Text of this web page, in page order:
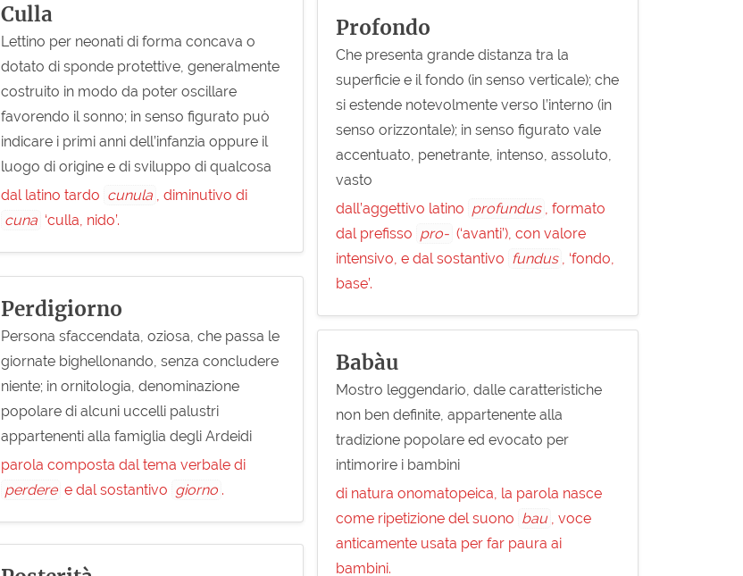
Culla
Lettino per neonati di forma concava o
dotato di sponde protettive, generalmente
costruito in modo da poter oscillare
favorendo il sonno; in senso figurato può
indicare i primi anni dell’infanzia oppure il
luogo di origine e di sviluppo di qualcosa
dal latino tardo cunula
, diminutivo di
cuna ‘culla, nido’.
Profondo
Che presenta grande distanza tra la
superficie e il fondo (in senso verticale); che
si estende notevolmente verso l’interno (in
senso orizzontale); in senso figurato vale
accentuato, penetrante, intenso, assoluto,
vasto
dall’aggettivo latino profundus
, formato
dal prefisso pro- (‘avanti’), con valore
intensivo, e dal sostantivo fundus
, ‘fondo,
base’.
Perdigiorno
Persona sfaccendata, oziosa, che passa le
giornate bighellonando, senza concludere
niente; in ornitologia, denominazione
popolare di alcuni uccelli palustri
appartenenti alla famiglia degli Ardeidi
parola composta dal tema verbale di
perdere e dal sostantivo giorno .
Babàu
Mostro leggendario, dalle caratteristiche
non ben definite, appartenente alla
tradizione popolare ed evocato per
intimorire i bambini
di natura onomatopeica, la parola nasce
come ripetizione del suono bau
, voce
anticamente usata per far paura ai
bambini.